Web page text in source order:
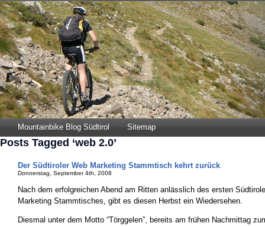
Mountainbike Blog Südtirol Sitemap
Posts Tagged ‘web 2.0’
Der Südtiroler Web Marketing Stammtisch kehrt zurück
Donnerstag, September 4th, 2008
Nach dem erfolgreichen Abend am Ritten anlässlich des ersten
Marketing Stammtisches, gibt es diesen Herbst ein Wiedersehen.
Diesmal unter dem Motto “Törggelen”, bereits am frühen Nachmittag